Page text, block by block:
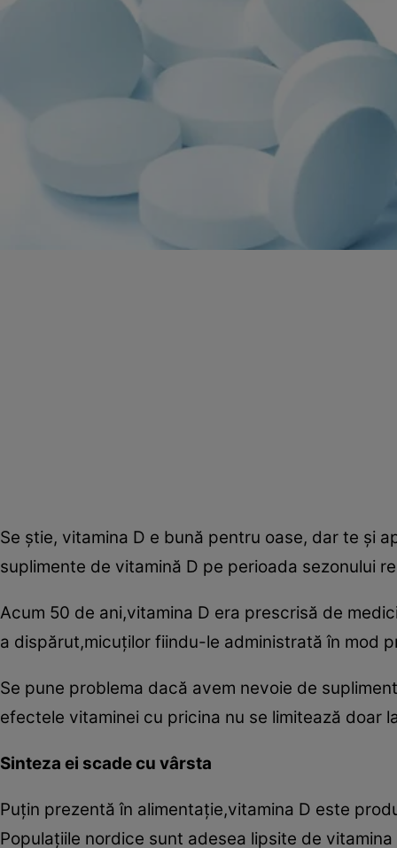
Se ştie, vitamina D e bună pentru oase, dar te şi
suplimente de vitamină D pe perioada sezonului
Acum 50 de ani,vitamina D era prescrisă de
a dispărut,micuţilor fiindu-le administrată în mod
Se pune problema dacă avem nevoie de
efectele vitaminei cu pricina nu se limitează doar
Sinteza ei scade cu vârsta
Puţin prezentă în alimentaţie,vitamina D este
Populaţiile nordice sunt adesea lipsite de